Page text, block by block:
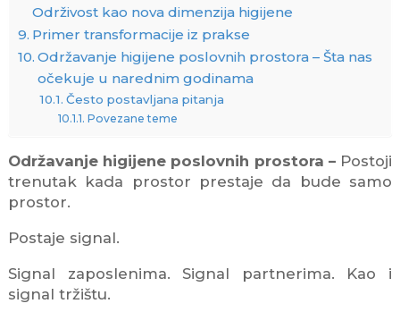
Održivost kao nova dimenzija higijene
Primer transformacije iz prakse
Održavanje higijene poslovnih prostora – Šta nas
očekuje u narednim godinama
Često postavljana pitanja
Povezane teme
Održavanje higijene poslovnih prostora –Postoji
trenutak kada prostor prestaje da bude samo
prostor.
Postaje signal.
Signal zaposlenima. Signal partnerima. Kao i
signal tržištu.